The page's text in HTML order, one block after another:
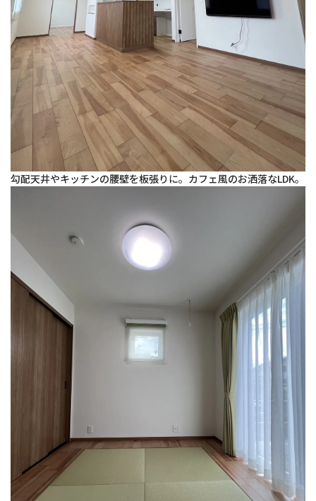
勾配天井やキッチンの腰壁を板張りに。カフェ風のお洒落なLDK。